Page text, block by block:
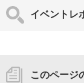
イベントレ
このページ